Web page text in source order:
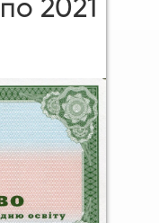
2021